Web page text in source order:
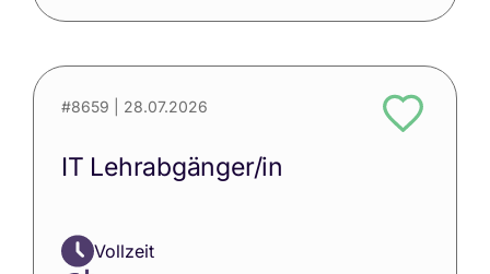
#8659 | 28.07.2026
IT Lehrabgänger/in
Vollzeit